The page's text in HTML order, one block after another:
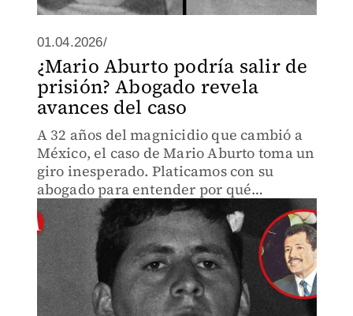
01.04.2026/
¿Mario Aburto podría salir de
prisión? Abogado revela
avances del caso
A 32 años del magnicidio que cambió a
México, el caso de Mario Aburto toma un
giro inesperado. Platicamos con su
abogado para entender por qué
aseguran que su sentencia debe ser
anulada.